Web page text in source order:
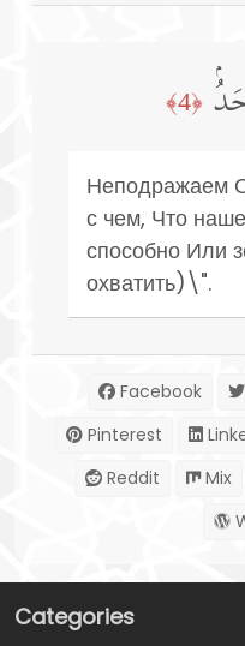
﴿4﴾
Неподражаем
с чем, Что
способно Или
охватить)\".
Facebook
Pinterest
Reddit
Mix
Categories